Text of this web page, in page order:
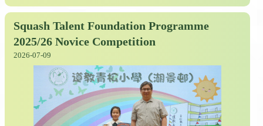
Squash Talent Foundation Programme
2025/26 Novice Competition
2026-07-09